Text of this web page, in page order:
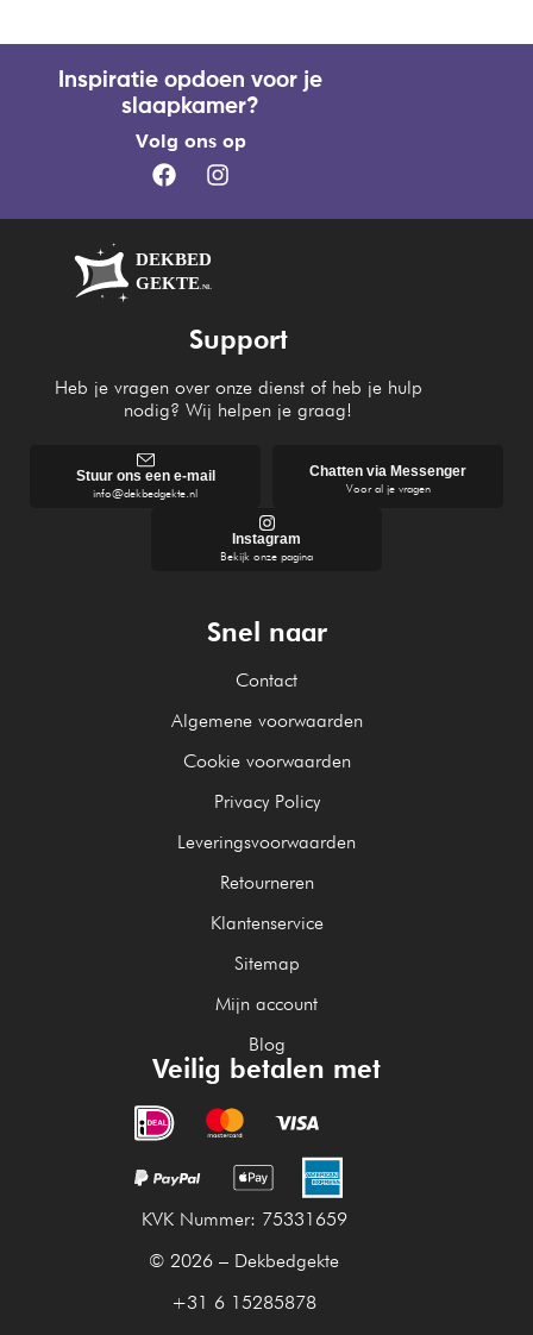
Inspiratie opdoen voor je
slaapkamer?
Volg ons op
Support
Heb je vragen over onze dienst of heb je hulp
nodig? Wij helpen je graag!
Stuur ons een e-mail
info@dekbedgekte.nl
Chatten via Messenger
Voor al je vragen
Instagram
Bekijk onze pagina
Snel naar
Contact
Algemene voorwaarden
Cookie voorwaarden
Privacy Policy
Leveringsvoorwaarden
Retourneren
Klantenservice
Sitemap
Mijn account
Blog
Veilig betalen met
KVK Nummer: 75331659
© 2026 – Dekbedgekte
+31 6 15285878